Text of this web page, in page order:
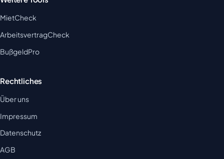
MietCheck
ArbeitsvertragCheck
BußgeldPro
Rechtliches
Über uns
Impressum
Datenschutz
AGB